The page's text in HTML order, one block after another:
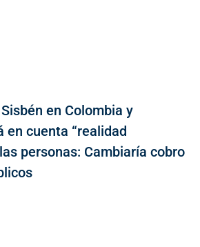
en Colombia y
en cuenta “realidad
personas: Cambiaría cobro